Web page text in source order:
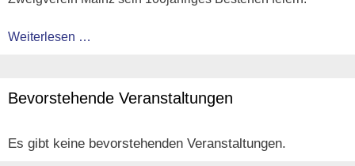
Weiterlesen …
Bevorstehende Veranstaltungen
Es gibt keine bevorstehenden Veranstaltungen.